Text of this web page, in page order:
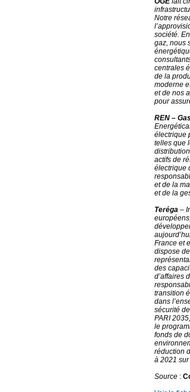
Notre
société.
gaz, nous
centrales
de la
moderne
et de nos
pour
REN –
électrique
telles que
actifs de
électrique
et de la
et de la
Teréga –
France et
dispose
des
d’affaires
transition
dans
sécurité
PARI
le
fonds de
réduction
à 2021 sur
Source :